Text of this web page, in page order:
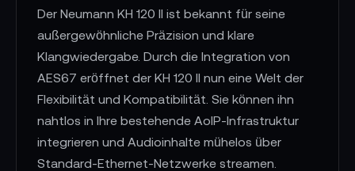
Der Neumann KH 120 II ist bekannt für seine
außergewöhnliche Präzision und klare
Klangwiedergabe. Durch die Integration von
AES67 eröffnet der KH 120 II nun eine Welt der
Flexibilität und Kompatibilität. Sie können ihn
nahtlos in Ihre bestehende AoIP-Infrastruktur
integrieren und Audioinhalte mühelos über
Standard-Ethernet-Netzwerke streamen.